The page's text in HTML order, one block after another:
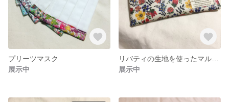
プリーツマスク
展示中
展示中